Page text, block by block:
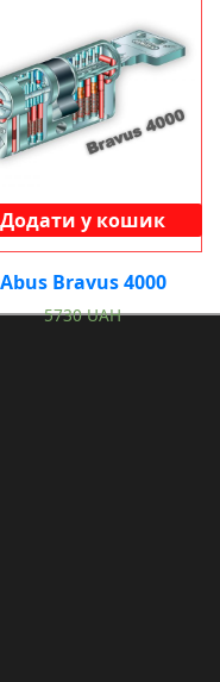
Abus Bravus 4000
5730UAH
Додати у кошик